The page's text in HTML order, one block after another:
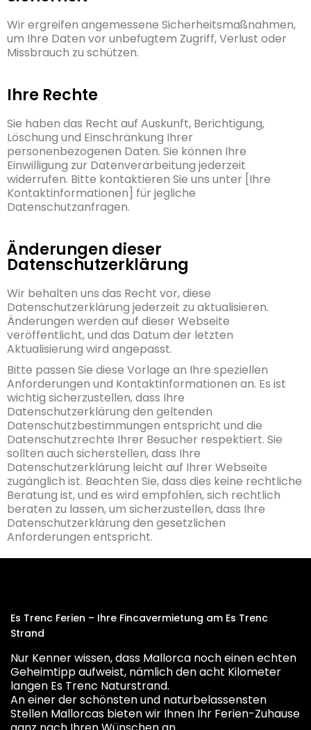
Wir ergreifen angemessene Sicherheitsmaßnahmen,
um Ihre Daten vor unbefugtem Zugriff, Verlust oder
Missbrauch zu schützen.
Ihre Rechte
Sie haben das Recht auf Auskunft, Berichtigung,
Löschung und Einschränkung Ihrer
personenbezogenen Daten. Sie können Ihre
Einwilligung zur Datenverarbeitung jederzeit
widerrufen. Bitte kontaktieren Sie uns unter [Ihre
Kontaktinformationen] für jegliche
Datenschutzanfragen.
Änderungen dieser
Datenschutzerklärung
Wir behalten uns das Recht vor, diese
Datenschutzerklärung jederzeit zu aktualisieren.
Änderungen werden auf dieser Webseite
veröffentlicht, und das Datum der letzten
Aktualisierung wird angepasst.
Bitte passen Sie diese Vorlage an Ihre speziellen
Anforderungen und Kontaktinformationen an. Es ist
wichtig sicherzustellen, dass Ihre
Datenschutzerklärung den geltenden
Datenschutzbestimmungen entspricht und die
Datenschutzrechte Ihrer Besucher respektiert. Sie
sollten auch sicherstellen, dass Ihre
Datenschutzerklärung leicht auf Ihrer Webseite
zugänglich ist. Beachten Sie, dass dies keine rechtliche
Beratung ist, und es wird empfohlen, sich rechtlich
beraten zu lassen, um sicherzustellen, dass Ihre
Datenschutzerklärung den gesetzlichen
Anforderungen entspricht.
Es Trenc Ferien – Ihre Fincavermietung am Es Trenc
Strand
Nur Kenner wissen, dass Mallorca noch einen echten
Geheimtipp aufweist, nämlich den acht Kilometer
langen Es Trenc Naturstrand.
An einer der schönsten und naturbelassensten
Stellen Mallorcas bieten wir Ihnen Ihr Ferien-Zuhause